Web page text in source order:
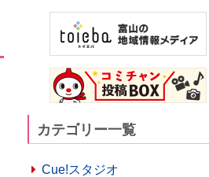
カテゴリー一覧
Cue!スタジオ